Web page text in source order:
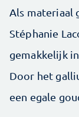
Als materiaal
Stéphanie
gemakkelijk
Door het
een egale